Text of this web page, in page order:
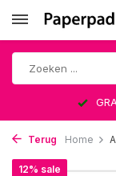
Terug Home
12% sale